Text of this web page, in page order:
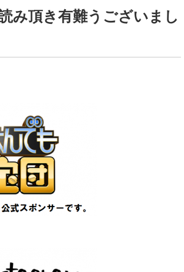
み頂き有難うございまし